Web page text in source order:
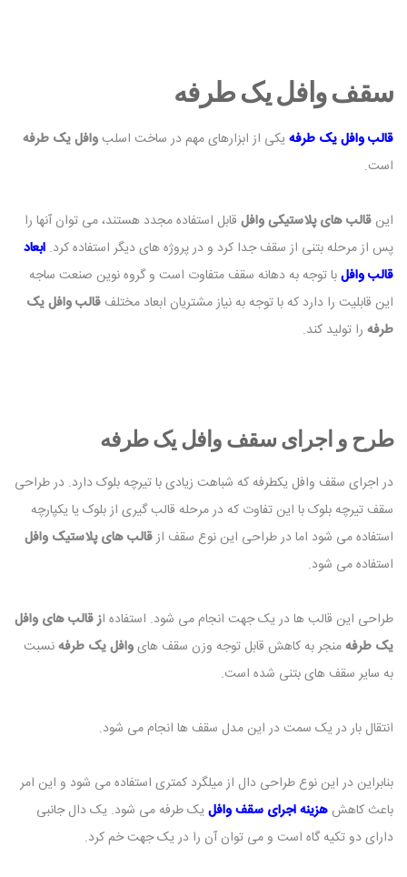
سقف وافل یک طرفه
قالب وافل یک طرفه یکی از ابزارهای مهم در ساخت اسلبوافل یک طرفه
است.
این قالب های پلاستیکی وافل قابل استفاده مجدد هستند، می توان آنها را
پس از مرحله بتنی از سقف جدا کرد و در پروژه های دیگر استفاده کرد. ابعاد
قالب وافلبا توجه به دهانه سقف متفاوت است و گروه نوین صنعت ساجه
این قابلیت را دارد که با توجه به نیاز مشتریان ابعاد مختلف قالب وافل یک
طرفه را تولید کند.
طرح و اجرای سقف وافل یک طرفه
در اجرای سقف وافل یکطرفه که شباهت زیادی با تیرچه بلوک دارد. در طراحی
سقف تیرچه بلوک با این تفاوت که در مرحله قالب گیری از بلوک یا یکپارچه
استفاده می شود اما در طراحی این نوع سقف ازقالب های پلاستیک وافل
استفاده می شود.
طراحی این قالب ها در یک جهت انجام می شود. استفاده از قالب های وافل
یک طرفهمنجر به کاهش قابل توجه وزن سقف هایوافل یک طرفهنسبت
به سایر سقف های بتنی شده است.
انتقال بار در یک سمت در این مدل سقف ها انجام می شود.
بنابراین در این نوع طراحی دال از میلگرد کمتری استفاده می شود و این امر
باعث کاهش هزینه اجرای سقف وافل یک طرفه می شود. یک دال جانبی
دارای دو تکیه گاه است و می توان آن را در یک جهت خم کرد.